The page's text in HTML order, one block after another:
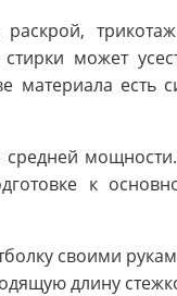
может
материала есть
средней
к
своими
длину